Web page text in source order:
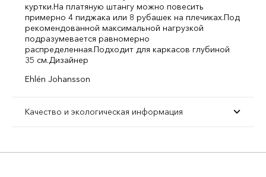
куртки.На платяную штангу можно повесить
примерно 4 пиджака или 8 рубашек на плечиках.Под
рекомендованной максимальной нагрузкой
подразумевается равномерно
распределенная.Подходит для каркасов глубиной
35 см.Дизайнер
Ehlén Johansson
Качество и экологическая информация